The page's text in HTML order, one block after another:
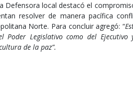
Defensora local destacó el
resolver de manera pacífica
Norte. Para concluir agregó: “
Poder Legislativo como del
de la paz”.